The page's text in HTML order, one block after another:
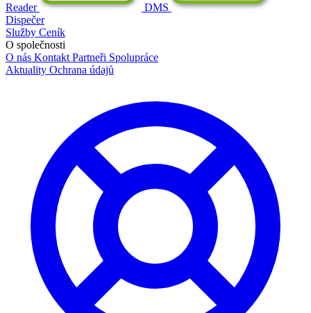
Reader
DMS
Dispečer
Služby Ceník
O společnosti
O nás Kontakt Partneři Spolupráce
Aktuality Ochrana údajů